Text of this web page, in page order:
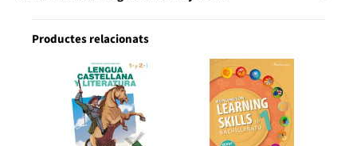
Productes relacionats